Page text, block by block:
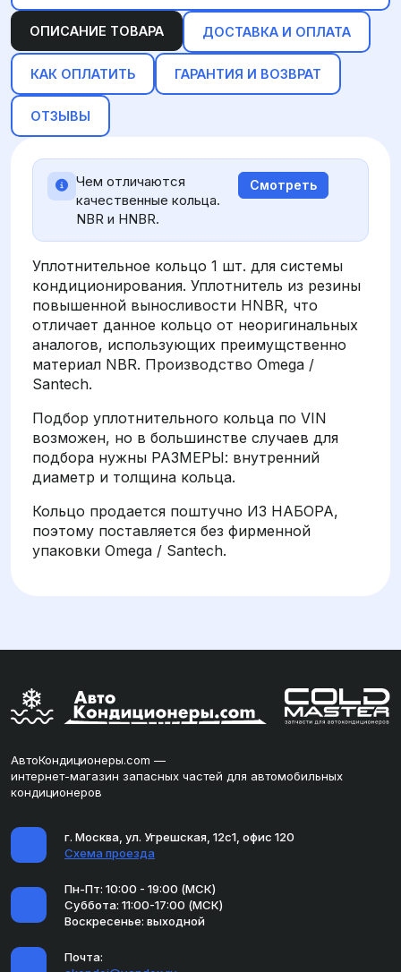
ОПИСАНИЕ ТОВАРА ДОСТАВКА И ОПЛАТА
КАК ОПЛАТИТЬ ГАРАНТИЯ И ВОЗВРАТ
ОТЗЫВЫ
Чем отличаются
качественные кольца.
NBR и HNBR.
Смотреть
Уплотнительное кольцо 1 шт. для системы
кондиционирования. Уплотнитель из резины
повышенной выносливости HNBR, что
отличает данное кольцо от неоригинальных
аналогов, использующих преимущственно
материал NBR. Производство Omega /
Santech.
Подбор уплотнительного кольца по VIN
возможен, но в большинстве случаев для
подбора нужны РАЗМЕРЫ: внутренний
диаметр и толщина кольца.
Кольцо продается поштучно ИЗ НАБОРА,
поэтому поставляется без фирменной
упаковки Omega / Santech.
АвтоКондиционеры.com —
интернет-магазин запасных частей для автомобильных
кондиционеров
г. Москва, ул. Угрешская, 12с1, офис 120
Схема проезда
Пн-Пт: 10:00 - 19:00 (МСК)
Суббота: 11:00-17:00 (МСК)
Воскресенье: выходной
Почта: